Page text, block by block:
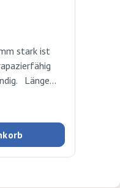
stark ist
Länge